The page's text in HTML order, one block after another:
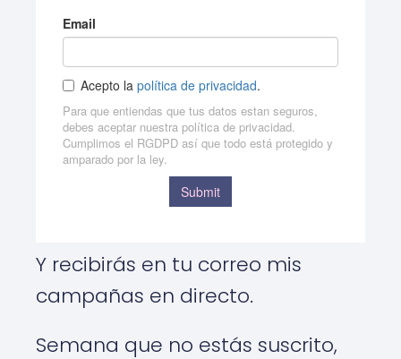
Y recibirás en tu correo mis
campañas en directo.
Semana que no estás suscrito,